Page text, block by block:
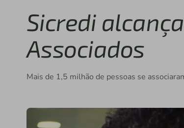
Sicredi
Associados
Mais de 1,5 milhão de pessoas se